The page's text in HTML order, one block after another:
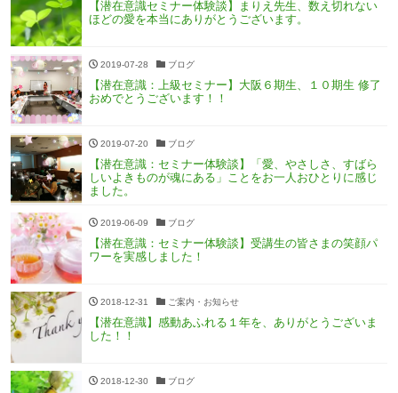
【潜在意識セミナー体験談】まりえ先生、数え切れない
ほどの愛を本当にありがとうございます。
2019-07-28 ブログ
【潜在意識：上級セミナー】大阪６期生、１０期生 修了
おめでとうございます！！
2019-07-20 ブログ
【潜在意識：セミナー体験談】「愛、やさしさ、すばら
しいよきものが魂にある」ことをお一人おひとりに感じ
ました。
2019-06-09 ブログ
【潜在意識：セミナー体験談】受講生の皆さまの笑顔パ
ワーを実感しました！
2018-12-31 ご案内・お知らせ
【潜在意識】感動あふれる１年を、ありがとうございま
した！！
2018-12-30 ブログ